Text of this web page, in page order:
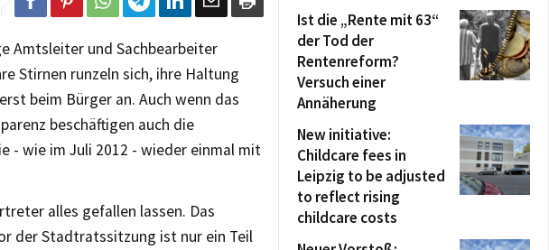
Amtsleiter und Sachbearbeiter
Stirnen runzeln sich, ihre Haltung
beim Bürger an. Auch wenn das
beschäftigen auch die
- wie im Juli 2012 - wieder einmal mit
alles gefallen lassen. Das
der Stadtratssitzung ist nur ein Teil
Ist die „Rente mit 63“
der Tod der
Rentenreform?
Versuch einer
Annäherung
New initiative:
Childcare fees in
Leipzig to be adjusted
to reflect rising
childcare costs